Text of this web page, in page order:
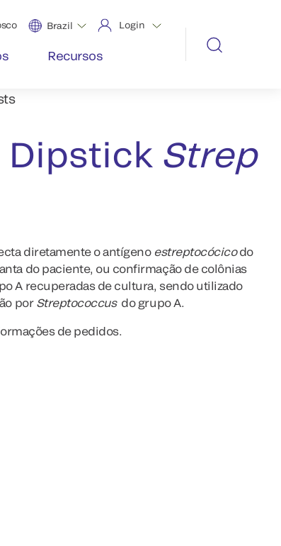
Brazil Login
Recursos
Dipstick Strep
diretamente o antígeno estreptocócicodo
do paciente, ou confirmação de colônias
A recuperadas de cultura, sendo utilizado
por Streptococcusdo grupo A.
de pedidos.